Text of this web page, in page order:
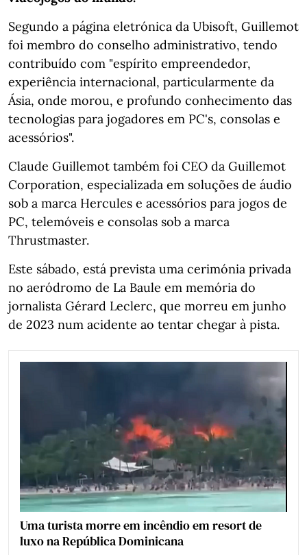
Segundo a página eletrónica da Ubisoft, Guillemot
foi membro do conselho administrativo, tendo
contribuído com "espírito empreendedor,
experiência internacional, particularmente da
Ásia, onde morou, e profundo conhecimento das
tecnologias para jogadores em PC's, consolas e
acessórios".
Claude Guillemot também foi CEO da Guillemot
Corporation, especializada em soluções de áudio
sob a marca Hercules e acessórios para jogos de
PC, telemóveis e consolas sob a marca
Thrustmaster.
Este sábado, está prevista uma cerimónia privada
no aeródromo de La Baule em memória do
jornalista Gérard Leclerc, que morreu em junho
de 2023 num acidente ao tentar chegar à pista.
Uma turista morre em incêndio em resort de
luxo na República Dominicana